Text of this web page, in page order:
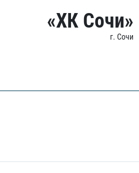
«ХК Сочи»
г. Сочи